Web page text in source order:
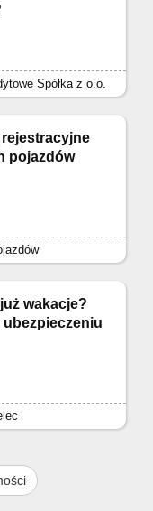
Spółka z o.o.
rejestracyjne
pojazdów
wakacje?
ubezpieczeniu